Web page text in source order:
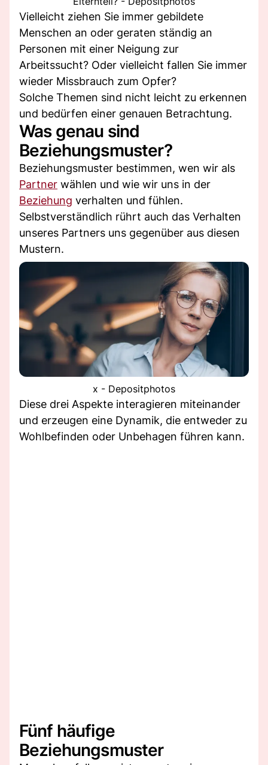
Vielleicht ziehen Sie immer gebildete
Menschen an oder geraten ständig an
Personen mit einer Neigung zur
Arbeitssucht? Oder vielleicht fallen Sie immer
wieder Missbrauch zum Opfer?
Solche Themen sind nicht leicht zu erkennen
und bedürfen einer genauen Betrachtung.
Was genau sind
Beziehungsmuster?
Beziehungsmuster bestimmen, wen wir als
Partner wählen und wie wir uns in der
Beziehung verhalten und fühlen.
Selbstverständlich rührt auch das Verhalten
unseres Partners uns gegenüber aus diesen
Mustern.
x - Depositphotos
Diese drei Aspekte interagieren miteinander
und erzeugen eine Dynamik, die entweder zu
Wohlbefinden oder Unbehagen führen kann.
Fünf häufige
Beziehungsmuster